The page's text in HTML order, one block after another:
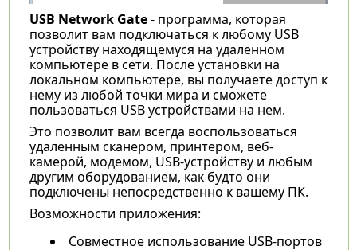
USB Network Gate- программа, которая
позволит вам подключаться к любому USB
устройству находящемуся на удаленном
компьютере в сети. После установки на
локальном компьютере, вы получаете доступ к
нему из любой точки мира и сможете
пользоваться USB устройствами на нем.
Это позволит вам всегда воспользоваться
удаленным сканером, принтером, веб-
камерой, модемом, USB-устройству и любым
другим оборудованием, как будто они
подключены непосредственно к вашему ПК.
Возможности приложения:
Совместное использование USB-портов